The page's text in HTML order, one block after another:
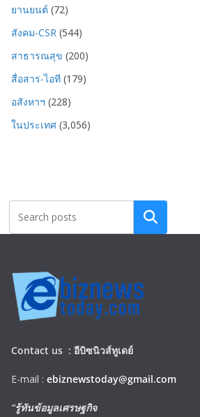
ยานยนต์ (72)
สังคม-CSR (544)
สาธารณสุข (200)
สื่อสาร-ไอที (179)
อสังหาฯ (228)
ในประเทศ (3,056)
Search
Contact us : อีบิซนิวส์ทูเดย์
E-mail : ebiznewstoday@gmail.com
“รู้ทันข้อมูลเศรษฐกิจ